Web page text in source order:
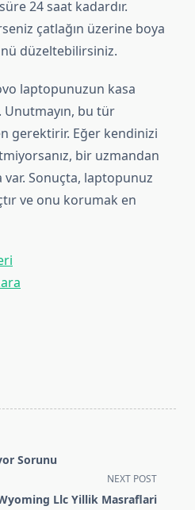
24 saat kadardır.
çatlağın üzerine boya
düzeltebilirsiniz.
laptopunuzun kasa
Unutmayın, bu tür
gerektirir. Eğer kendinizi
bir uzmandan
var. Sonuçta, laptopunuz
ve onu korumak en
Sorunu
NEXT POST
Llc Yillik Masraflari